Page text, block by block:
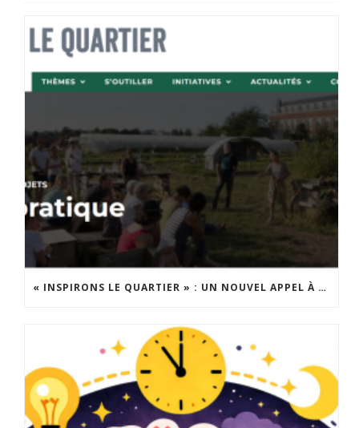
« INSPIRONS LE QUARTIER » : UN NOUVEL APPEL À PROJETS EST LANCÉ !